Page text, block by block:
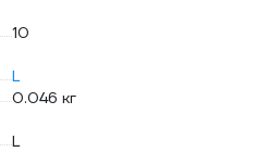
10
L
0.046 кг
L